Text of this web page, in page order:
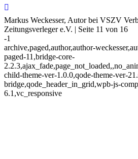
Markus Weckesser, Autor bei VSZV
Zeitungsverleger e.V. | Seite 11 von 16
-1
archive,paged,author,author-
paged-11,bridge-core-
child-theme-ver-1.0.0,qode-theme-ver-
bridge,qode_header_in_grid,wpb-js-
6.1,vc_responsive